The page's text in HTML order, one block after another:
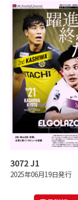
3072 J1
2025年06月19日発行